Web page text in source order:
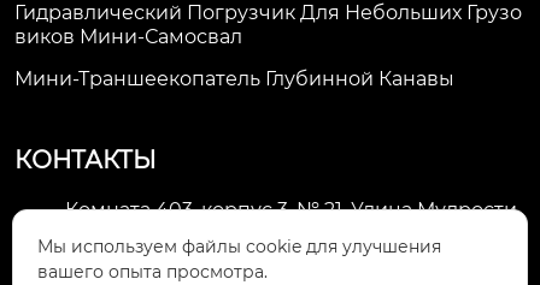
Гидравлический Погрузчик Для Небольших Грузо
Виков Мини-Самосвал
Мини-Траншеекопатель Глубинной Канавы
КОНТАКТЫ
Комната 403, корпус 3, № 21, Улица Мудрости,
Зона экономического развития Хуэйшань,
город Уси
Мы используем файлы cookie для улучшения
вашего опыта просмотра.